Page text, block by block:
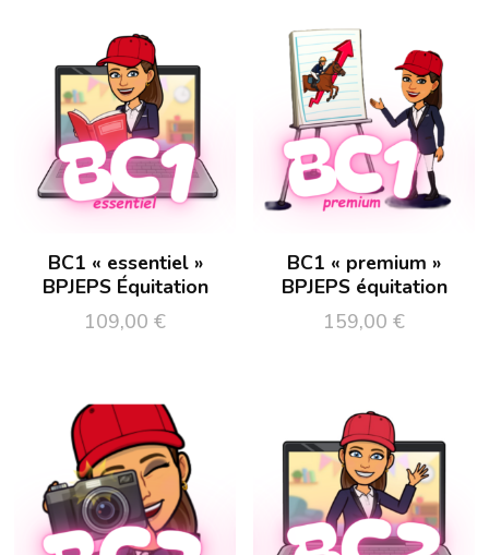
BC1 « essentiel »
BPJEPS Équitation
109,00 €
BC1 « premium »
BPJEPS équitation
159,00 €